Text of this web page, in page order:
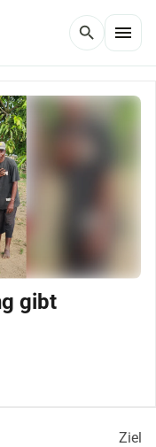
search menu
gibt
Ziel